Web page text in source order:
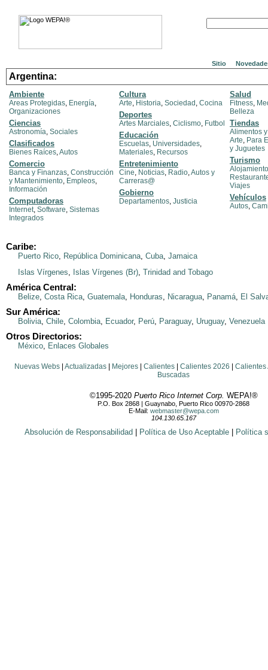
Sitio
Argentina:
Ambiente
Areas Protegidas, Energía,
Organizaciones
Ciencias
Astronomía, Sociales
Clasificados
Bienes Raíces,Autos
Comercio
Banca y Finanzas, Construcción
y Mantenimiento, Empleos,
Información
Computadoras
Internet, Software, Sistemas
Integrados
Cultura
Arte, Historia, Sociedad , Cocina
Deportes
Artes Marciales, Ciclismo, Futbol
Educación
Escuelas, Universidades,
Materiales, Recursos
Entretenimiento
Cine, Noticias, Radio,Autos y
Carreras@
Gobierno
Departamentos, Justicia
Salud
Fitness,
Belleza
Tiendas
Alimentos
Arte, Para
y Juguetes
Turismo
Alojamiento
Viajes
Vehículos
Autos,
Caribe:
Puerto Rico, República Dominicana, Cuba, Jamaica
Islas Vírgenes, Islas Vírgenes (Br), Trinidad and Tobago
América Central:
Belize, Costa Rica, Guatemala, Honduras, Nicaragua, Panamá, El
Sur América:
Bolivia, Chile, Colombia, Ecuador, Perú, Paraguay, Uruguay, Venezuela
Otros Directorios:
México, Enlaces Globales
Nuevas Webs| Actualizadas| Mejores| Calientes| Calientes 2026
Calientes
Buscadas
©1995-2020 Puerto Rico Internet Corp. WEPA!®
P.O. Box 2868 | Guaynabo, Puerto Rico 00970-2868
E-Mail: webmaster@wepa.com
104.130.65.167
Absolución de Responsabilidad Política de Uso Aceptable Política